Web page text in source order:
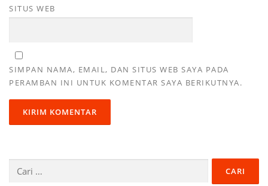
SITUS WEB
SIMPAN NAMA, EMAIL, DAN SITUS WEB SAYA PADA
PERAMBAN INI UNTUK KOMENTAR SAYA BERIKUTNYA.
untuk: